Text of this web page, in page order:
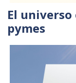
El
pymes